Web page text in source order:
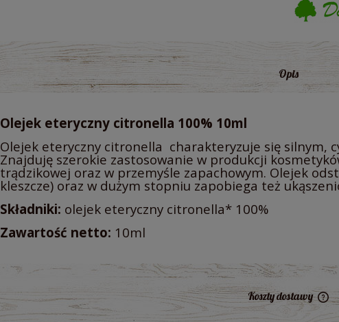
Opis
Olejek eteryczny citronella 100% 10ml
Olejek eteryczny citronella charakteryzuje się silnym,
Znajduję szerokie zastosowanie w produkcji
trądzikowej oraz w przemyśle zapachowym. Olejek
kleszcze) oraz w dużym stopniu zapobiega też
Składniki: olejek eteryczny citronella* 100%
Zawartość netto: 10ml
Koszty dostawy